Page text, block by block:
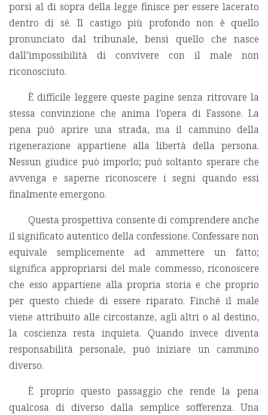
porsi al di sopra della legge finisce per essere lacerato
dentro di sé. Il castigo più profondo non è quello
pronunciato dal tribunale, bensì quello che nasce
dall’impossibilità di convivere con il male non
riconosciuto.
È difficile leggere queste pagine senza ritrovare la
stessa convinzione che anima l’opera di Fassone. La
pena può aprire una strada, ma il cammino della
rigenerazione appartiene alla libertà della persona.
Nessun giudice può imporlo; può soltanto sperare che
avvenga e saperne riconoscere i segni quando essi
finalmente emergono.
Questa prospettiva consente di comprendere anche
il significato autentico della confessione. Confessare non
equivale semplicemente ad ammettere un fatto;
significa appropriarsi del male commesso, riconoscere
che esso appartiene alla propria storia e che proprio
per questo chiede di essere riparato. Finché il male
viene attribuito alle circostanze, agli altri o al destino,
la coscienza resta inquieta. Quando invece diventa
responsabilità personale, può iniziare un cammino
diverso.
È proprio questo passaggio che rende la pena
qualcosa di diverso dalla semplice sofferenza. Una